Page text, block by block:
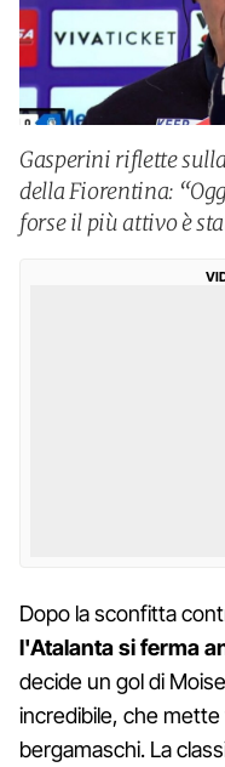
Gasperini riflette
della Fiorentina:
forse il più attivo è
Dopo la sconfitta
l'Atalanta si ferma
decide un gol di
incredibile, che
bergamaschi. La